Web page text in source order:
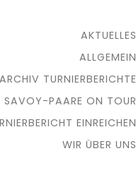
AKTUELLES
ALLGEMEIN
ARCHIV TURNIERBERICHTE
SAVOY-PAARE ON TOUR
EINREICHEN
WIR ÜBER UNS